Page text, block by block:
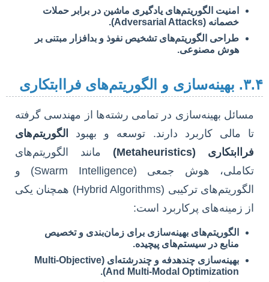
امنیت الگوریتم‌های یادگیری ماشین در برابر حملات
خصمانه (Adversarial Attacks).
طراحی الگوریتم‌های تشخیص نفوذ و بدافزار مبتنی بر
هوش مصنوعی.
فراابتکاری
مسائل بهینه‌سازی در تمامی رشته‌ها از مهندسی گرفته
تا مالی کاربرد دارند. توسعه و بهبودالگوریتم‌های
فراابتکاری (Metaheuristics)
مانند الگوریتم‌های
تکاملی، هوش جمعی (Swarm Intelligence) و
الگوریتم‌های ترکیبی (Hybrid Algorithms) همچنان یکی
از زمینه‌های پرکاربرد است:
الگوریتم‌های بهینه‌سازی برای زمان‌بندی و تخصیص
منابع در سیستم‌های پیچیده.
بهینه‌سازی چندهدفه و چندرشته‌ای (Multi-Objective
And Multi-Modal Optimization).